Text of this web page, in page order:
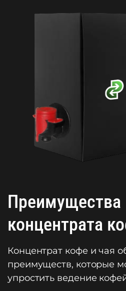
Преимущества
концентрата
Концентрат кофе и чая
преимуществ, которые
упростить ведение